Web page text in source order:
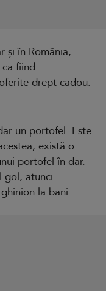
și în România,
fiind
drept cadou.
un portofel. Este
există o
portofel în dar.
gol, atunci
la bani.